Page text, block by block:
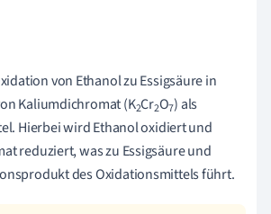
von Ethanol zu Essigsäure in
Kaliumdichromat (K2Cr2O7) als
Hierbei wird Ethanol oxidiert und
reduziert, was zu Essigsäure und
des Oxidationsmittels führt.